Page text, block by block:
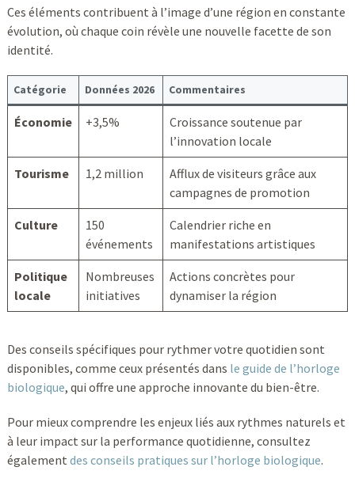
Ces éléments contribuent à l’image d’une région en constante
évolution, où chaque coin révèle une nouvelle facette de son
identité.
Catégorie Données 2026 Commentaires
Économie +3,5%
Croissance soutenue par
l’innovation locale
Tourisme 1,2 million
Afflux de visiteurs grâce aux
campagnes de promotion
Culture
150
événements
Calendrier riche en
manifestations artistiques
Politique
locale
Nombreuses
initiatives
Actions concrètes pour
dynamiser la région
Des conseils spécifiques pour rythmer votre quotidien sont
disponibles, comme ceux présentés dans le guide de l’horloge
biologique, qui offre une approche innovante du bien-être.
Pour mieux comprendre les enjeux liés aux rythmes naturels et
à leur impact sur la performance quotidienne, consultez
également des conseils pratiques sur l’horloge biologique.